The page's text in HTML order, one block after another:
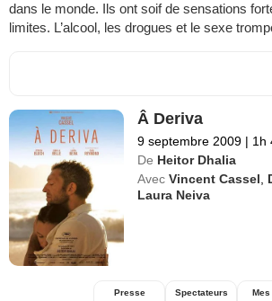
dans le monde. Ils ont soif de sensations
limites. L’alcool, les drogues et le sexe
Â Deriva
9 septembre 2009 | 1h
De Heitor Dhalia
Avec Vincent Cassel
Laura Neiva
Presse Spectateurs